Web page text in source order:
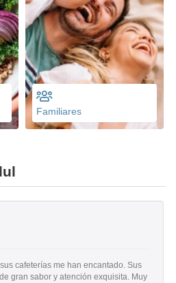
Familiares
cafeterías me han encantado. Sus
gran sabor y atención exquisita. Muy